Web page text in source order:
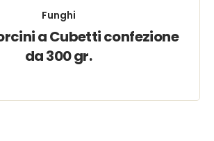
Funghi
a Cubetti confezione
da 300 gr.